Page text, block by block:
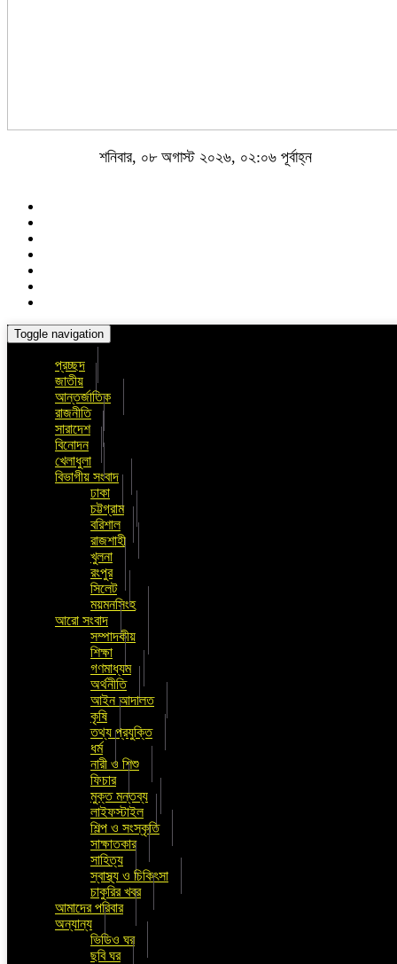
শনিবার, ০৮ অগাস্ট ২০২৬, ০২:০৬ পূর্বাহ্ন
Toggle navigation
প্রচ্ছদ
জাতীয়
আন্তর্জাতিক
রাজনীতি
সারাদেশ
বিনোদন
খেলাধুলা
বিভাগীয় সংবাদ
ঢাকা
চট্টগ্রাম
বরিশাল
রাজশাহী
খুলনা
রংপুর
সিলেট
ময়মনসিংহ
আরো সংবাদ
সম্পাদকীয়
শিক্ষা
গণমাধ্যম
অর্থনীতি
আইন আদালত
কৃষি
তথ্য প্রযুক্তি
ধর্ম
নারী ও শিশু
ফিচার
মুক্ত মন্তব্য
লাইফস্টাইল
শিল্প ও সংস্কৃতি
সাক্ষাতকার
সাহিত্য
স্বাস্থ্য ও চিকিৎসা
চাকুরির খবর
আমাদের পরিবার
অন্যান্য
ভিডিও ঘর
ছবি ঘর